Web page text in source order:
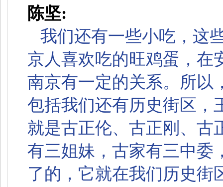
陈坚:
我们还有一些小吃，这
京人喜欢吃的旺鸡蛋，在
南京有一定的关系。所以
包括我们还有历史街区，
就是古正伦、古正刚、古
有三姐妹，古家有三中委
了的，它就在我们历史街